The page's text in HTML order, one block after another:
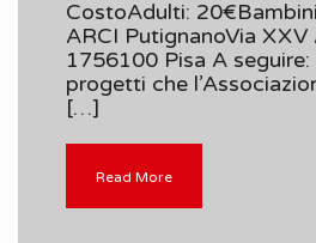
CostoAdulti:
ARCI PutignanoVia XXV
1756100 Pisa A
progetti che
[…]
Read More